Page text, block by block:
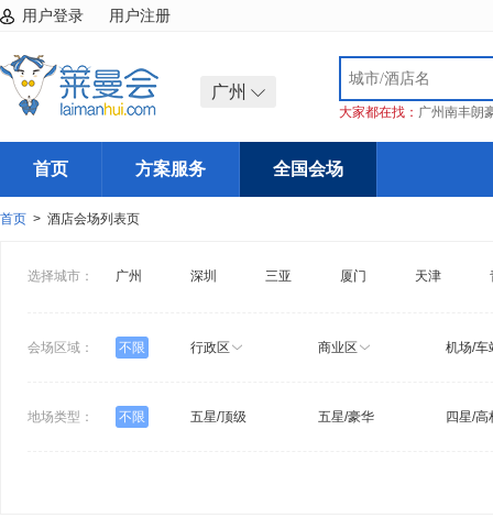
用户登录 用户注册
广州
大家都在找： 广州南丰朗
首页 方案服务 全国会场
首页 > 酒店会场列表页
选择城市： 广州 深圳 三亚 厦门 天津
会场区域： 不限 行政区 商业区 机场/车
地场类型： 不限 五星/顶级 五星/豪华 四星/高